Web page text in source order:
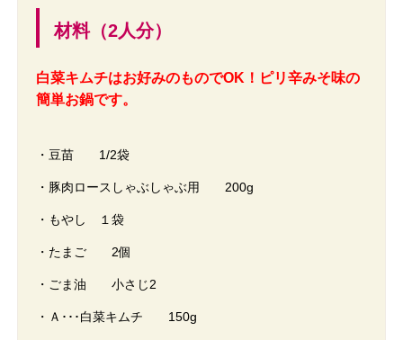
材料（2人分）
白菜キムチはお好みのものでOK！ピリ辛みそ味の
簡単お鍋です。
・豆苗 1/2袋
・豚肉ロースしゃぶしゃぶ用 200g
・もやし １袋
・たまご 2個
・ごま油 小さじ2
・Ａ･･･白菜キムチ 150g